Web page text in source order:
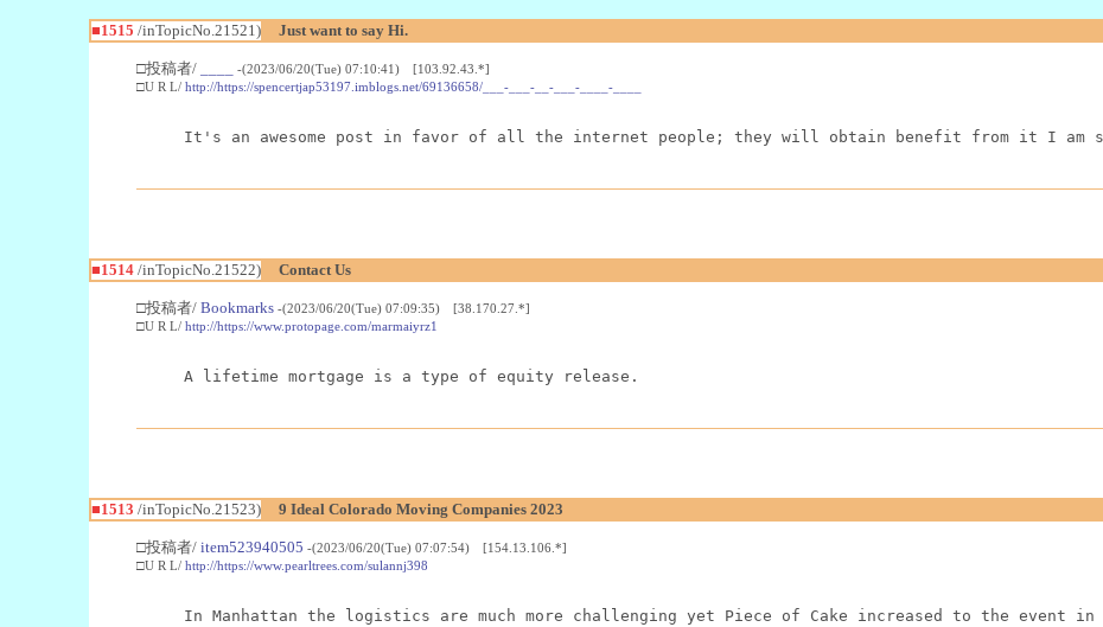
■1515 /inTopicNo.21521) Just want to say Hi.
□投稿者/
-(2023/06/20(Tue) 07:10:41) [103.92.43.*]
□U R L/ http://https://spencertjap53197.imblogs.net/69136658/___-___-__-___-____-____
It's an awesome post in favor of all the internet people; they will obtain benefit from it I am
■1514/inTopicNo.21522) Contact Us
□投稿者/ Bookmarks -(2023/06/20(Tue) 07:09:35) [38.170.27.*]
□U R L/ http://https://www.protopage.com/marmaiyrz1
A lifetime mortgage is a type of equity release.
■1513 /inTopicNo.21523) 9 Ideal Colorado Moving Companies 2023
□投稿者/ item523940505 -(2023/06/20(Tue) 07:07:54) [154.13.106.*]
□U R L/ http://https://www.pearltrees.com/sulannj398
In Manhattan the logistics are much more challenging yet Piece of Cake increased to the event in